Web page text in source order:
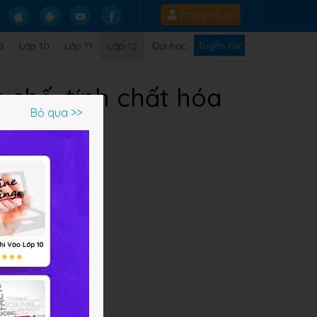
Đăng nhập
Lớp 10 Lớp 11 Lớp 12 Đại học Tuyển GV
chế, tính chất hóa
Bỏ qua >>